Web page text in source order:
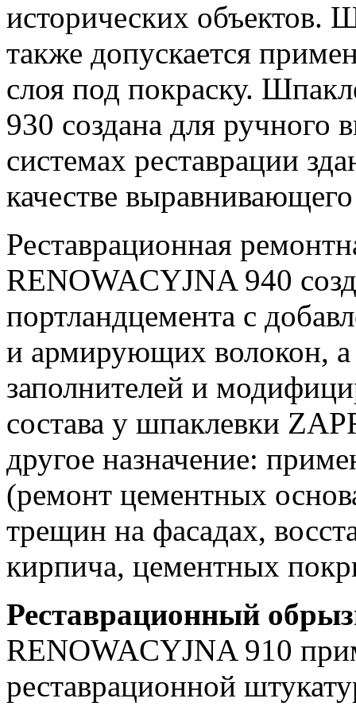
исторических объектов.
также допускается
слоя под покраску.
930 создана для
системах реставрации
качестве
Реставрационная
RENOWACYJNA 940
портландцемента с
и армирующих волокон,
заполнителей и
состава у шпаклевки
другое назначение:
(ремонт цементных
трещин на фасадах,
кирпича, цементных
Реставрационный
RENOWACYJNA 910
реставрационной